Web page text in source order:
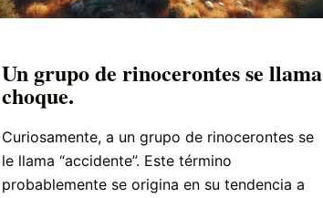
Un grupo de rinocerontes se llama
choque.
Curiosamente, a un grupo de rinocerontes se
le llama “accidente”. Este término
probablemente se origina en su tendencia a